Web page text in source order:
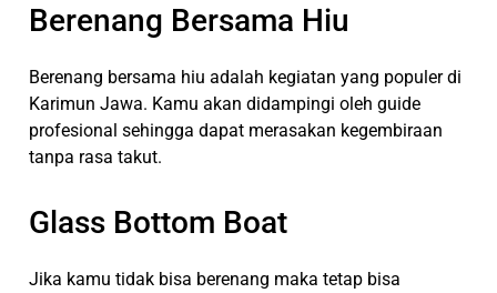
Berenang Bersama Hiu
Berenang bersama hiu adalah kegiatan yang populer di
Karimun Jawa. Kamu akan didampingi oleh guide
profesional sehingga dapat merasakan kegembiraan
tanpa rasa takut.
Glass Bottom Boat
Jika kamu tidak bisa berenang maka tetap bisa